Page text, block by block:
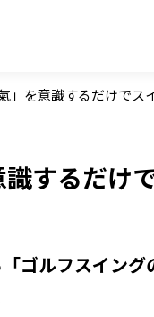
」を意識するだけでス
するだけ
ゴルフスイング